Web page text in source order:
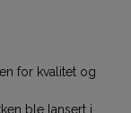
for kvalitet og
ble lansert i